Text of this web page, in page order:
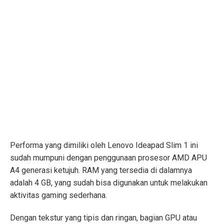
Performa yang dimiliki oleh Lenovo Ideapad Slim 1 ini
sudah mumpuni dengan penggunaan prosesor AMD APU
A4 generasi ketujuh. RAM yang tersedia di dalamnya
adalah 4 GB, yang sudah bisa digunakan untuk melakukan
aktivitas gaming sederhana.
Dengan tekstur yang tipis dan ringan, bagian GPU atau